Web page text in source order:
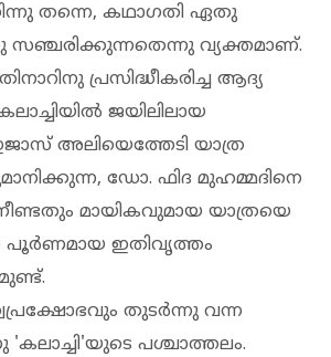
തന്നെ, കഥാഗതി ഏതു
സഞ്ചരിക്കുന്നതെന്നു വ്യക്തമാണ്.
പ്രസിദ്ധീകരിച്ച ആദ്യ
ജയിലിലായ
അലിയെത്തേടി യാത്ര
ഡോ. ഫിദ മുഹമ്മദിനെ
മായികവുമായ യാത്രയെ
പൂര്‍ണമായ ഇതിവൃത്തം
തുടര്‍ന്നു വന്ന
പശ്ചാത്തലം.